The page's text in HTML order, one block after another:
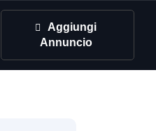
Aggiungi
Annuncio